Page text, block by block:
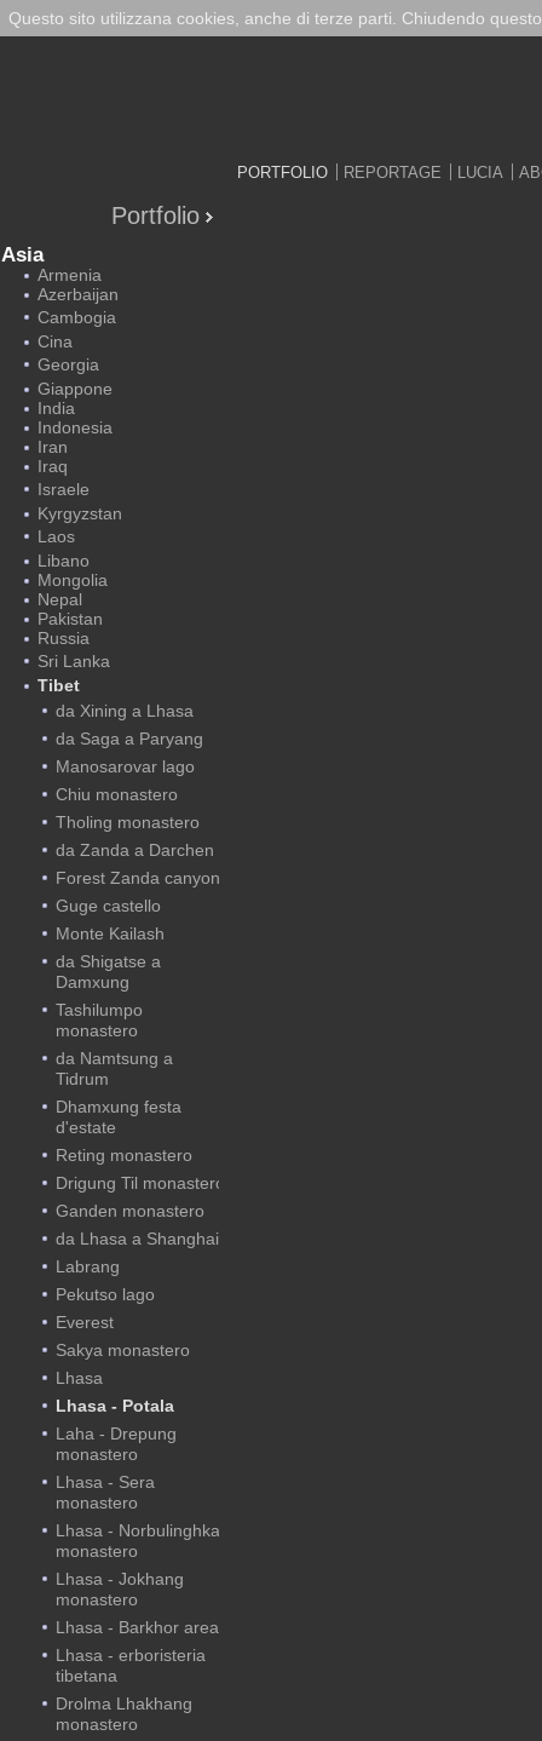
Questo sito utilizzana cookies, anche di terze parti. Chiudendo
PORTFOLIO REPORTAGE LUCIA
Portfolio
Asia
Armenia
Azerbaijan
Cambogia
Cina
Georgia
Giappone
India
Indonesia
Iran
Iraq
Israele
Kyrgyzstan
Laos
Libano
Mongolia
Nepal
Pakistan
Russia
Sri Lanka
Tibet
da Xining a Lhasa
da Saga a Paryang
Manosarovar lago
Chiu monastero
Tholing monastero
da Zanda a Darchen
Forest Zanda canyon
Guge castello
Monte Kailash
da Shigatse a
Damxung
Tashilumpo
monastero
da Namtsung a
Tidrum
Dhamxung festa
d'estate
Reting monastero
Drigung Til monastero
Ganden monastero
da Lhasa a Shanghai
Labrang
Pekutso lago
Everest
Sakya monastero
Lhasa
Lhasa - Potala
Laha - Drepung
monastero
Lhasa - Sera
monastero
Lhasa - Norbulinghka
monastero
Lhasa - Jokhang
monastero
Lhasa - Barkhor area
Lhasa - erboristeria
tibetana
Drolma Lhakhang
monastero